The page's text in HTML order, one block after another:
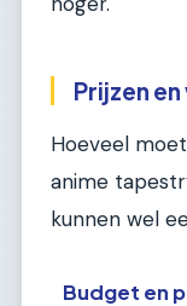
Prijzen
Hoeveel
anime
kunnen wel
Budget en